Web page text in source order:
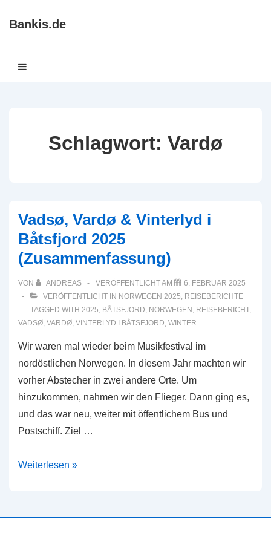
ZumBankis.de
Schlagwort: Vardø
Vadsø, Vardø & Vinterlyd i
Båtsfjord 2025
(Zusammenfassung)
VON ANDREAS VERÖFFENTLICHT AM
6. FEBRUAR 2025
VERÖFFENTLICHT IN NORWEGEN 2025, REISEBERICHTE
TAGGED WITH 2025, BÅTSFJORD, NORWEGEN , REISEBERICHT,
VADSØ, VARDØ, VINTERLYD I BÅTSFJORD, WINTER
Wir waren mal wieder beim Musikfestival im
nordöstlichen Norwegen. In diesem Jahr machten wir
vorher Abstecher in zwei andere Orte. Um
hinzukommen, nahmen wir den Flieger. Dann ging es,
und das war neu, weiter mit öffentlichem Bus und
Postschiff. Ziel …
Vadsø,
Vinterlyd
Weiterlesen »